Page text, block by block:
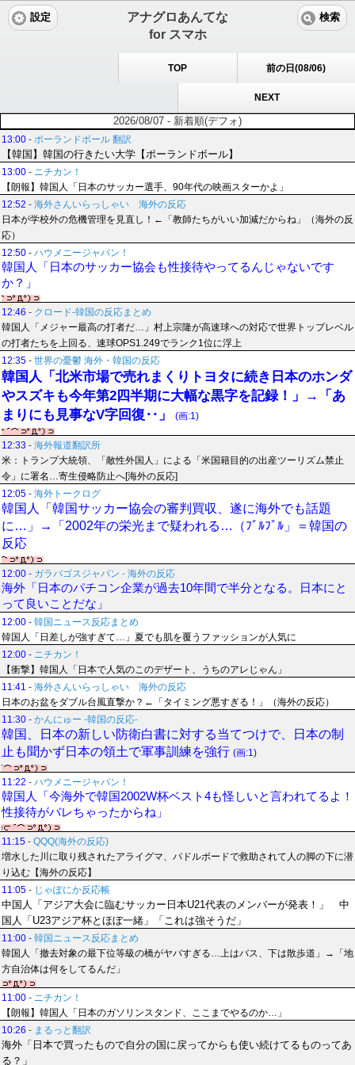
アナグロあんてな
for スマホ
設定 検索
TOP 前の日(08/06)
NEXT
2026/08/07 - 新着順(デフォ)
13:00 - ポーランドボール 翻訳
【韓国】韓国の行きたい大学【ポーランドボール】
13:00 - ニチカン！
【朗報】韓国人「日本のサッカー選手、90年代の映画スターかよ」
12:52 - 海外さんいらっしゃい 海外の反応
日本が学校外の危機管理を見直し！←「教師たちがいい加減だからね」（海外の反
応）
12:50 - ハウメニージャパン！
韓国人「日本のサッカー協会も性接待やってるんじゃないです
か？」
12:46 - クロード-韓国の反応まとめ
韓国人「メジャー最高の打者だ…」村上宗隆が高速球への対応で世界トップレベル
の打者たちを上回る、速球OPS1.249でランク1位に浮上
12:35 - 世界の憂鬱 海外・韓国の反応
韓国人「北米市場で売れまくりトヨタに続き日本のホンダ
やスズキも今年第2四半期に大幅な黒字を記録！」→「あ
まりにも見事なV字回復‥」
(画:1)
12:33 - 海外報道翻訳所
米：トランプ大統領、「敵性外国人」による「米国籍目的の出産ツーリズム禁止
令」に署名…寄生侵略防止へ[海外の反応]
12:05 - 海外トークログ
韓国人「韓国サッカー協会の審判買収、遂に海外でも話題
に…」→「2002年の栄光まで疑われる…（ﾌﾞﾙﾌﾞﾙ」＝韓国の
反応
12:00 - ガラパゴスジャパン - 海外の反応
海外「日本のパチコン企業が過去10年間で半分となる。日本にと
って良いことだな」
12:00 - 韓国ニュース反応まとめ
韓国人「日差しが強すぎて…」夏でも肌を覆うファッションが人気に
12:00 - ニチカン！
【衝撃】韓国人「日本で人気のこのデザート、うちのアレじゃん」
11:41 - 海外さんいらっしゃい 海外の反応
日本のお盆をダブル台風直撃か？←「タイミング悪すぎる！」（海外の反応）
11:30 - かんにゅー -韓国の反応-
韓国、日本の新しい防衛白書に対する当てつけで、日本の制
止も聞かず日本の領土で軍事訓練を強行 (画:1)
11:22 - ハウメニージャパン！
韓国人「今海外で韓国2002W杯ベスト4も怪しいと言われてるよ！
性接待がバレちゃったからね」
11:15 - QQQ(海外の反応)
増水した川に取り残されたアライグマ、パドルボードで救助されて人の脚の下に潜
り込む【海外の反応】
11:05 - じゃぽにか反応帳
中国人「アジア大会に臨むサッカー日本U21代表のメンバーが発表！」 中
国人「U23アジア杯とほぼ一緒」「これは強そうだ」
11:00 - 韓国ニュース反応まとめ
韓国人「撤去対象の最下位等級の橋がヤバすぎる…上はバス、下は散歩道」→「地
方自治体は何をしてるんだ」
11:00 - ニチカン！
【朗報】韓国人「日本のガソリンスタンド、ここまでやるのか…」
10:26 - まるっと翻訳
海外「日本で買ったもので自分の国に戻ってからも使い続けてるものってあ
る？」